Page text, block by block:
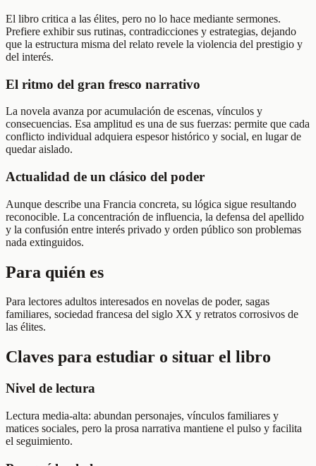
El libro critica a las élites, pero no lo hace mediante sermones.
Prefiere exhibir sus rutinas, contradicciones y estrategias, dejando
que la estructura misma del relato revele la violencia del prestigio y
del interés.
El ritmo del gran fresco narrativo
La novela avanza por acumulación de escenas, vínculos y
consecuencias. Esa amplitud es una de sus fuerzas: permite que cada
conflicto individual adquiera espesor histórico y social, en lugar de
quedar aislado.
Actualidad de un clásico del poder
Aunque describe una Francia concreta, su lógica sigue resultando
reconocible. La concentración de influencia, la defensa del apellido
y la confusión entre interés privado y orden público son problemas
nada extinguidos.
Para quién es
Para lectores adultos interesados en novelas de poder, sagas
familiares, sociedad francesa del siglo XX y retratos corrosivos de
las élites.
Claves para estudiar o situar el libro
Nivel de lectura
Lectura media-alta: abundan personajes, vínculos familiares y
matices sociales, pero la prosa narrativa mantiene el pulso y facilita
el seguimiento.